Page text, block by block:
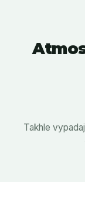
Takhle